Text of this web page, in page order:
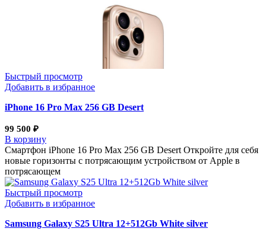
Быстрый просмотр
Добавить в избранное
iPhone 16 Pro Max 256 GB Desert
99 500 ₽
В корзину
Смартфон iPhone 16 Pro Max 256 GB Desert Откройте для себя
новые горизонты с потрясающим устройством от Apple в
потрясающем
Быстрый просмотр
Добавить в избранное
Samsung Galaxy S25 Ultra 12+512Gb White silver